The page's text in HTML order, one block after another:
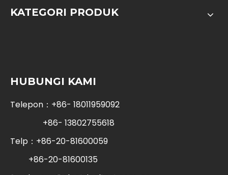
KATEGORI PRODUK
HUBUNGI KAMI
Telepon：+86- 18011959092
+86- 13802755618
Telp：+86-20-81600059
+86-20-81600135